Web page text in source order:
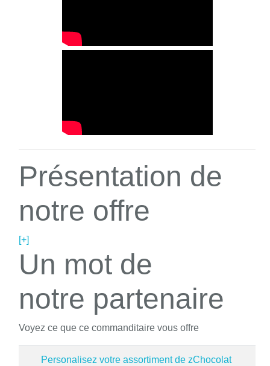
Présentation de
notre offre
[+]
Un mot de
notre partenaire
Voyez ce que ce commanditaire vous offre
Personalisez votre assortiment de zChocolat